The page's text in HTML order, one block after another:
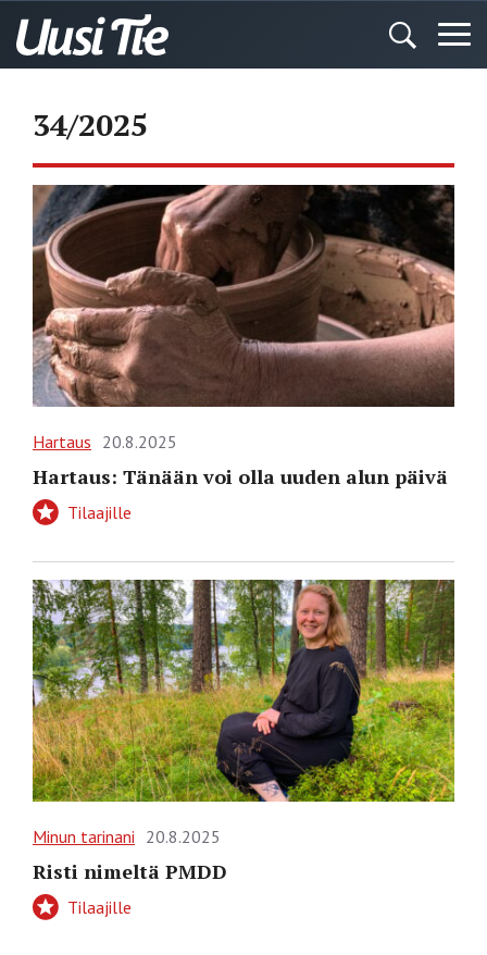
34/2025
Hartaus 20.8.2025
Hartaus: Tänään voi olla uuden alun päivä
Tilaajille
Minun tarinani 20.8.2025
Risti nimeltä PMDD
Tilaajille